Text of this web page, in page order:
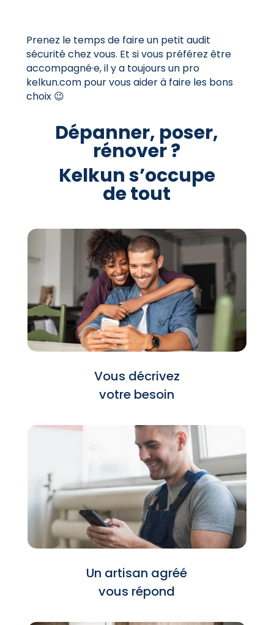
Prenez le temps de faire un petit audit
sécurité chez vous. Et si vous préférez être
accompagné·e, il y a toujours un pro
kelkun.com pour vous aider à faire les bons
choix 😉
Dépanner, poser,
rénover ?
Kelkun s’occupe
de tout
Vous décrivez
votre besoin
Un artisan agréé
vous répond